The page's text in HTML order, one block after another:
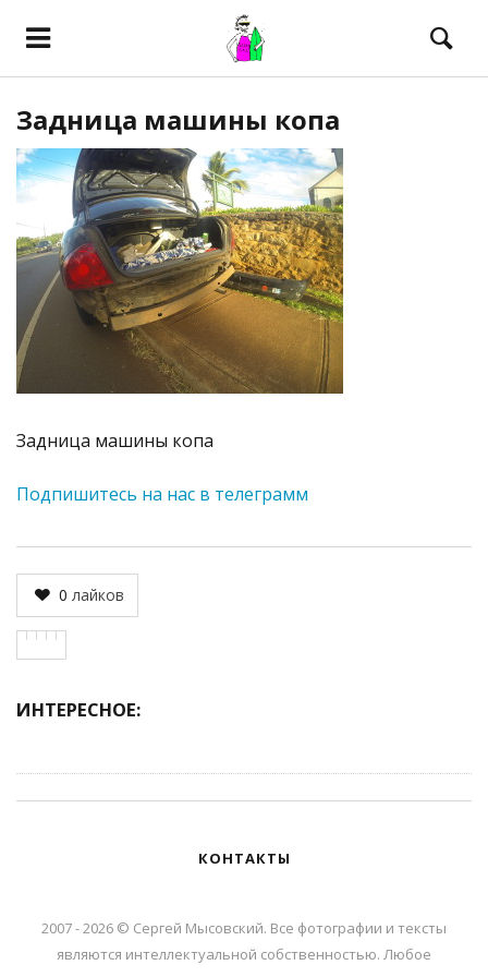
Задница машины копа
Задница машины копа
Подпишитесь на нас в телеграмм
0 лайков
ИНТЕРЕСНОЕ:
КОНТАКТЫ
2007 - 2026 © Сергей Мысовский. Все фотографии и тексты
являются интеллектуальной собственностью. Любое